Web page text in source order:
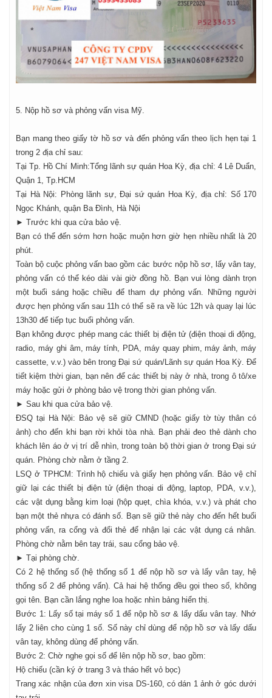
5. Nộp hồ sơ và phỏng vấn visa Mỹ.
Bạn mang theo giấy tờ hồ sơ và đến phỏng vấn theo lịch hẹn tại 1
trong 2 địa chỉ sau:
Tại Tp. Hồ Chí Minh:Tổng lãnh sự quán Hoa Kỳ, địa chỉ: 4 Lê Duẩn,
Quận 1, Tp.HCM
Tại Hà Nội: Phòng lãnh sự, Đại sứ quán Hoa Kỳ, địa chỉ: Số 170
Ngọc Khánh, quận Ba Đình, Hà Nội
► Trước khi qua cửa bảo vệ.
Bạn có thể đến sớm hơn hoặc muộn hơn giờ hẹn nhiều nhất là 20
phút.
Toàn bộ cuộc phỏng vấn bao gồm các bước nộp hồ sơ, lấy vân tay,
phỏng vấn có thể kéo dài vài giờ đồng hồ. Bạn vui lòng dành trọn
một buổi sáng hoặc chiều để tham dự phỏng vấn. Những người
được hẹn phỏng vấn sau 11h có thể sẽ ra về lúc 12h và quay lại lúc
13h30 để tiếp tục buổi phỏng vấn.
Bạn không được phép mang các thiết bị điện tử (điện thoại di động,
radio, máy ghi âm, máy tính, PDA, máy quay phim, máy ảnh, máy
cassette, v.v.) vào bên trong Đại sứ quán/Lãnh sự quán Hoa Kỳ. Để
tiết kiệm thời gian, bạn nên để các thiết bị này ở nhà, trong ô tô/xe
máy hoặc gửi ở phòng bảo vệ trong thời gian phỏng vấn.
► Sau khi qua cửa bảo vệ.
ĐSQ tại Hà Nội: Bảo vệ sẽ giữ CMND (hoặc giấy tờ tùy thân có
ảnh) cho đến khi bạn rời khỏi tòa nhà. Bạn phải đeo thẻ dành cho
khách lên áo ở vị trí dễ nhìn, trong toàn bộ thời gian ở trong Đại sứ
quán. Phòng chờ nằm ở tầng 2.
LSQ ở TPHCM: Trình hộ chiếu và giấy hẹn phỏng vấn. Bảo vệ chỉ
giữ lại các thiết bị điện tử (điện thoại di động, laptop, PDA, v.v.),
các vật dụng bằng kim loại (hộp quẹt, chìa khóa, v.v.) và phát cho
bạn một thẻ nhựa có đánh số. Bạn sẽ giữ thẻ này cho đến hết buổi
phỏng vấn, ra cổng và đổi thẻ để nhận lại các vật dụng cá nhân.
Phòng chờ nằm bên tay trái, sau cổng bảo vệ.
► Tại phòng chờ.
Có 2 hệ thống số (hệ thống số 1 để nộp hồ sơ và lấy vân tay, hệ
thống số 2 để phỏng vấn). Cả hai hệ thống đều gọi theo số, không
gọi tên. Bạn cần lắng nghe loa hoặc nhìn bảng hiển thị.
Bước 1: Lấy số tại máy số 1 để nộp hồ sơ & lấy dấu vân tay. Nhớ
lấy 2 liên cho cùng 1 số. Số này chỉ dùng để nộp hồ sơ và lấy dấu
vân tay, không dùng để phỏng vấn.
Bước 2: Chờ nghe gọi số để lên nộp hồ sơ, bao gồm:
Hộ chiếu (cần ký ở trang 3 và tháo hết vỏ bọc)
Trang xác nhận của đơn xin visa DS-160, có dán 1 ảnh ở góc dưới